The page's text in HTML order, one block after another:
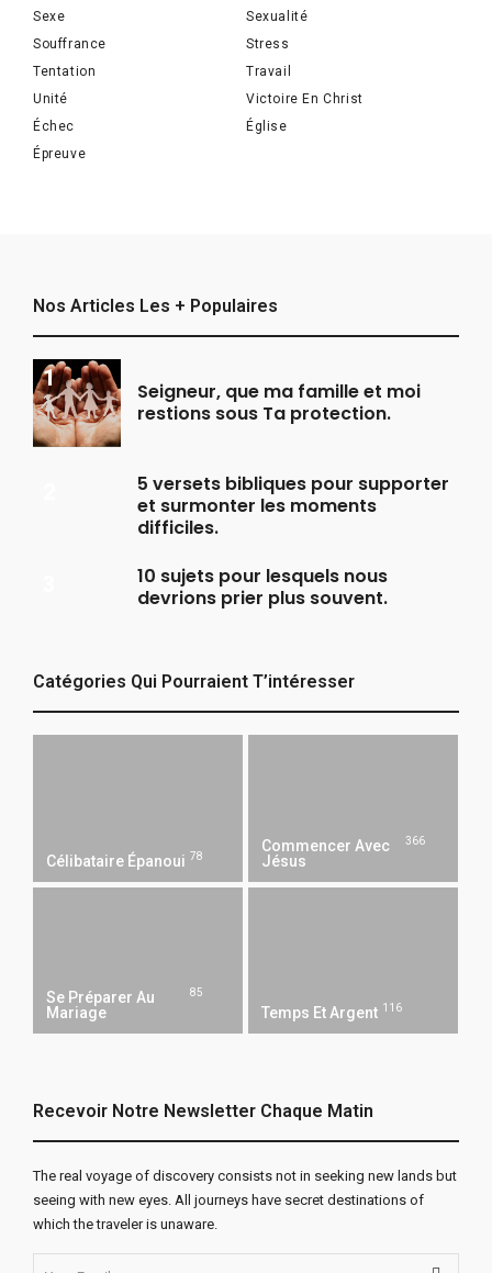
Sexe
Sexualité
Souffrance
Stress
Tentation
Travail
Unité
Victoire En Christ
Échec
Église
Épreuve
Nos Articles Les + Populaires
Seigneur, que ma famille et moi
restions sous Ta protection.
5 versets bibliques pour supporter
et surmonter les moments
difficiles.
10 sujets pour lesquels nous
devrions prier plus souvent.
Catégories Qui Pourraient T’intéresser
Célibataire Épanoui 78
Commencer Avec
Jésus
366
Se Préparer Au
Mariage
85
Temps Et Argent 116
Recevoir Notre Newsletter Chaque Matin
The real voyage of discovery consists not in seeking new lands but
seeing with new eyes. All journeys have secret destinations of
which the traveler is unaware.